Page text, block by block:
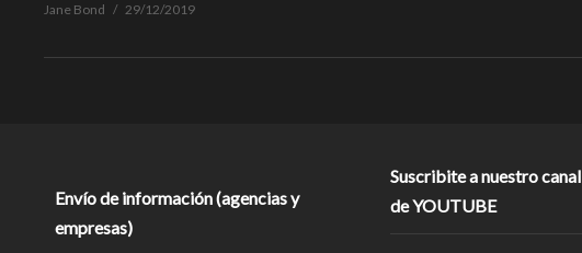
Jane Bond 29/12/2019
Envío de información (agencias y
empresas)
Suscribite a nuestro canal
de YOUTUBE